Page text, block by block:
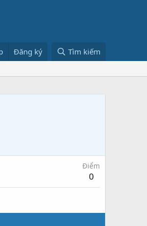
Đăng ký Tìm kiếm
Điểm
0